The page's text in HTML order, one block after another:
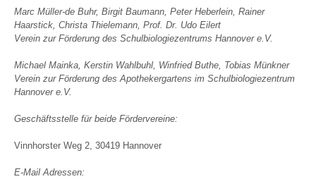
Marc Müller-de Buhr, Birgit Baumann, Peter Heberlein, Rainer
Haarstick, Christa Thielemann, Prof. Dr. Udo Eilert
Verein zur Förderung des Schulbiologiezentrums Hannover e.V.
Michael Mainka, Kerstin Wahlbuhl, Winfried Buthe, Tobias Münkner
Verein zur Förderung des Apothekergartens im Schulbiologiezentrum
Hannover e.V.
Geschäftsstelle für beide Fördervereine:
Vinnhorster Weg 2, 30419 Hannover
E-Mail Adressen: